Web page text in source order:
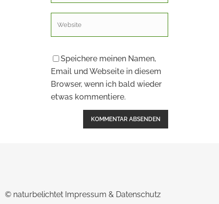
Speichere meinen Namen,
Email und Webseite in diesem
Browser, wenn ich bald wieder
etwas kommentiere.
© naturbelichtet Impressum & Datenschutz